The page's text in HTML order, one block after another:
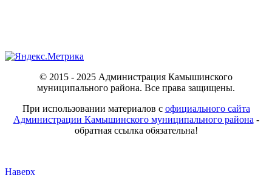
© 2015 - 2025 Администрация Камышинского
муниципального района. Все права защищены.
При использовании материалов с официального сайта
Администрации Камышинского муниципального района -
обратная ссылка обязательна!
Наверх